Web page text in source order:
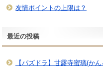
友情ポイントの上限は？
最近の投稿
【パズドラ】甘露寺蜜璃(か